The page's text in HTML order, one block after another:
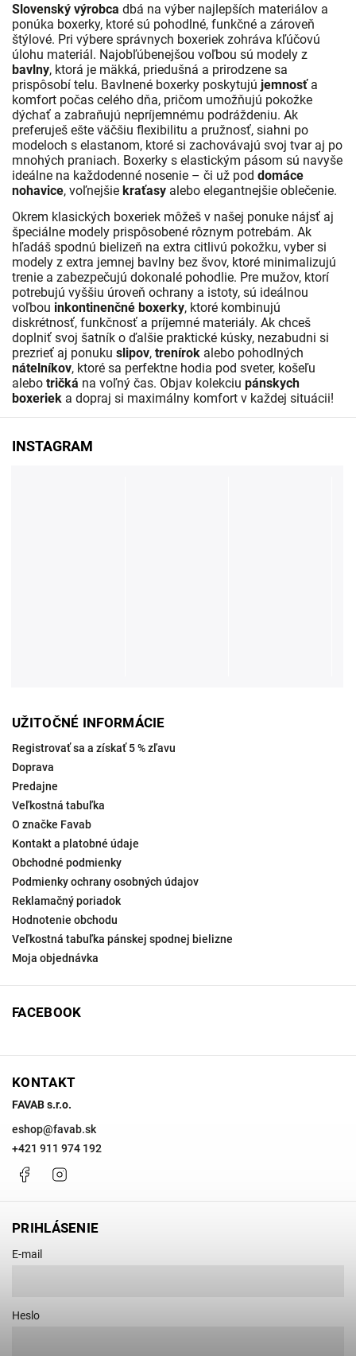
Slovenský výrobca dbá na výber najlepších materiálov a
ponúka boxerky, ktoré sú pohodlné, funkčné a zároveň
štýlové. Pri výbere správnych boxeriek zohráva kľúčovú
úlohu materiál. Najobľúbenejšou voľbou sú modely z
bavlny, ktorá je mäkká, priedušná a prirodzene sa
prispôsobí telu. Bavlnené boxerky poskytujú jemnosťa
komfort počas celého dňa, pričom umožňujú pokožke
dýchať a zabraňujú nepríjemnému podráždeniu. Ak
preferuješ ešte väčšiu flexibilitu a pružnosť, siahni po
modeloch s elastanom, ktoré si zachovávajú svoj tvar aj po
mnohých praniach. Boxerky s elastickým pásom sú navyše
ideálne na každodenné nosenie – či už pod domáce
nohavice, voľnejšie kraťasy alebo elegantnejšie oblečenie.
Okrem klasických boxeriek môžeš v našej ponuke nájsť aj
špeciálne modely prispôsobené rôznym potrebám. Ak
hľadáš spodnú bielizeň na extra citlivú pokožku, vyber si
modely z extra jemnej bavlny bez švov, ktoré minimalizujú
trenie a zabezpečujú dokonalé pohodlie. Pre mužov, ktorí
potrebujú vyššiu úroveň ochrany a istoty, sú ideálnou
voľbou inkontinenčné boxerky, ktoré kombinujú
diskrétnosť, funkčnosť a príjemné materiály. Ak chceš
doplniť svoj šatník o ďalšie praktické kúsky, nezabudni si
prezrieť aj ponuku slipov, trenírok alebo pohodlných
nátelníkov, ktoré sa perfektne hodia pod sveter, košeľu
alebo tričká na voľný čas. Objav kolekciu pánskych
boxeriek a dopraj si maximálny komfort v každej situácii!
UŽITOČNÉ INFORMÁCIE
Registrovať sa a získať 5 % zľavu
Doprava
Predajne
Veľkostná tabuľka
O značke Favab
Kontakt a platobné údaje
Obchodné podmienky
Podmienky ochrany osobných údajov
Reklamačný poriadok
Hodnotenie obchodu
Veľkostná tabuľka pánskej spodnej bielizne
Moja objednávka
FACEBOOK
KONTAKT
FAVAB s.r.o.
eshop@favab.sk
+421 911 974 192
Facebook
PRIHLÁSENIE
E-mail
Heslo
INSTAGRAM